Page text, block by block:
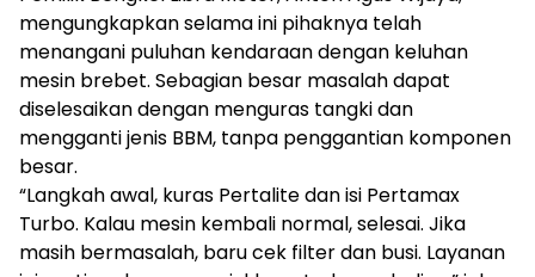
mengungkapkan selama ini pihaknya telah
menangani puluhan kendaraan dengan keluhan
mesin brebet. Sebagian besar masalah dapat
diselesaikan dengan menguras tangki dan
mengganti jenis BBM, tanpa penggantian komponen
besar.
“Langkah awal, kuras Pertalite dan isi Pertamax
Turbo. Kalau mesin kembali normal, selesai. Jika
masih bermasalah, baru cek filter dan busi. Layanan